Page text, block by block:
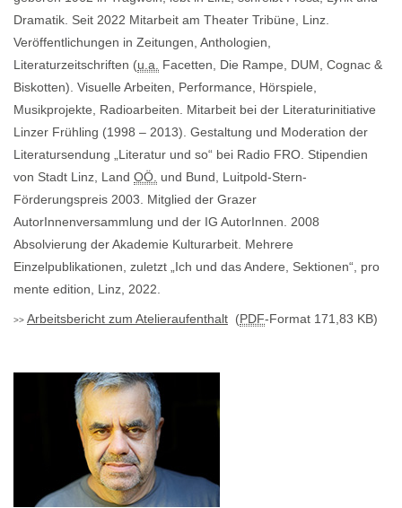
Dramatik. Seit 2022 Mitarbeit am Theater Tribüne, Linz.
Veröffentlichungen in Zeitungen, Anthologien,
Literaturzeitschriften (u.a.
Facetten, Die Rampe, DUM, Cognac &
Biskotten). Visuelle Arbeiten, Performance, Hörspiele,
Musikprojekte, Radioarbeiten. Mitarbeit bei der Literaturinitiative
Linzer Frühling (1998 – 2013). Gestaltung und Moderation der
Literatursendung „Literatur und so“ bei Radio FRO. Stipendien
von Stadt Linz, Land OÖ. und Bund, Luitpold-Stern-
Förderungspreis 2003. Mitglied der Grazer
AutorInnenversammlung und der IG AutorInnen. 2008
Absolvierung der Akademie Kulturarbeit. Mehrere
Einzelpublikationen, zuletzt „Ich und das Andere, Sektionen“, pro
mente edition, Linz, 2022.
Arbeitsbericht zum Atelieraufenthalt (PDF-Format 171,83 KB)